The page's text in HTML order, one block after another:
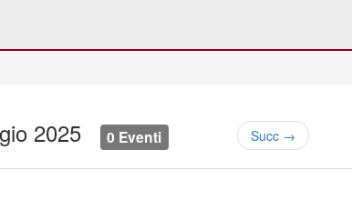
2025 0 Eventi Succ →